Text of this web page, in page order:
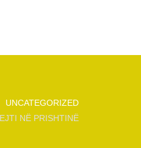
UNCATEGORIZED
NË PRISHTINË